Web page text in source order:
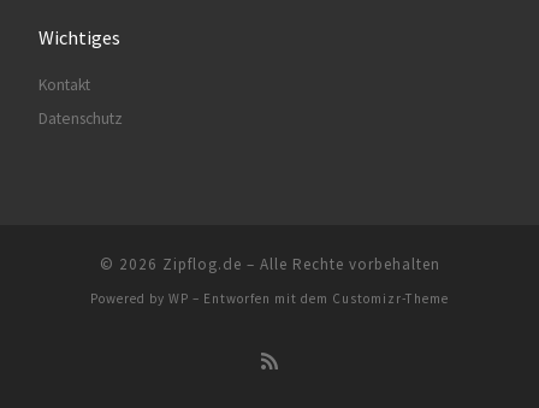
Wichtiges
Kontakt
Datenschutz
© 2026 Zipflog.de – Alle Rechte vorbehalten
Powered by WP – Entworfen mit dem Customizr-Theme